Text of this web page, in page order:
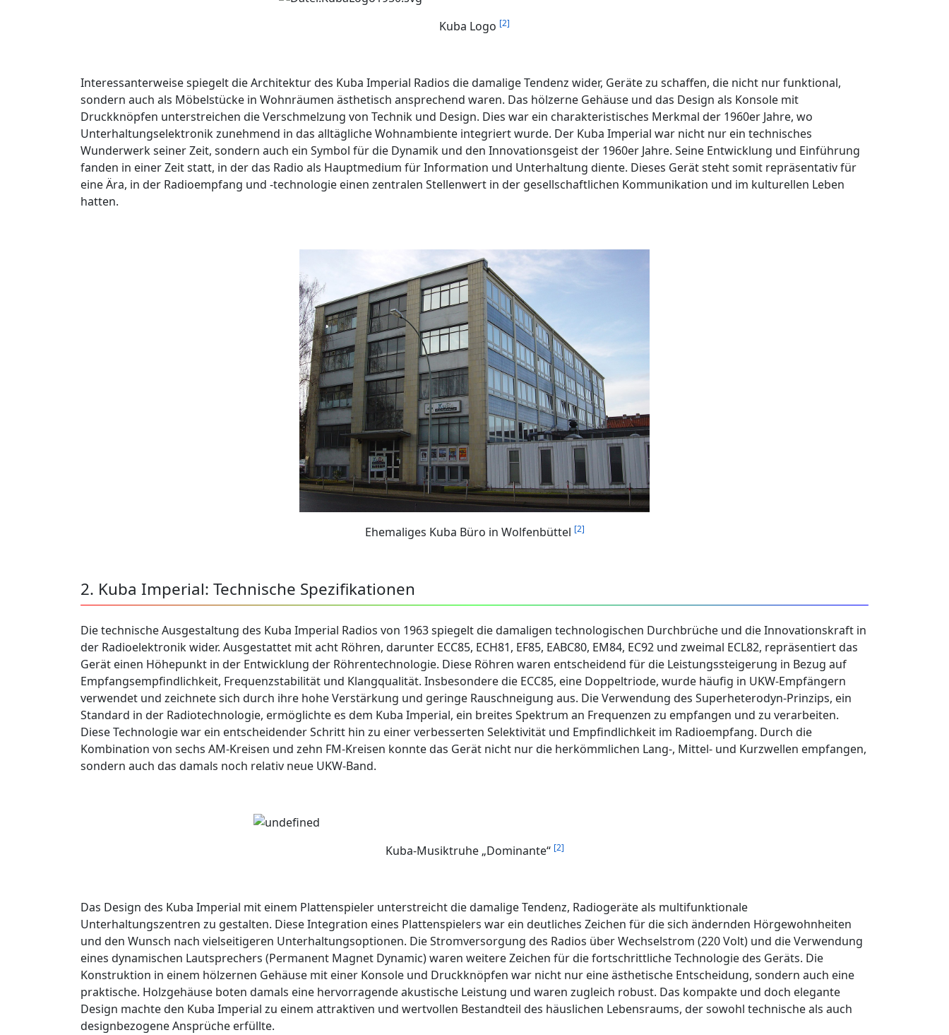
Kuba Logo [2]
Interessanterweise spiegelt die Architektur des Kuba Imperial Radios die damalige Tendenz wider, Geräte zu schaffen, die nicht nur funktional,
sondern auch als Möbelstücke in Wohnräumen ästhetisch ansprechend waren. Das hölzerne Gehäuse und das Design als Konsole mit
Druckknöpfen unterstreichen die Verschmelzung von Technik und Design. Dies war ein charakteristisches Merkmal der 1960er Jahre, wo
Unterhaltungselektronik zunehmend in das alltägliche Wohnambiente integriert wurde. Der Kuba Imperial war nicht nur ein technisches
Wunderwerk seiner Zeit, sondern auch ein Symbol für die Dynamik und den Innovationsgeist der 1960er Jahre. Seine Entwicklung und Einführung
fanden in einer Zeit statt, in der das Radio als Hauptmedium für Information und Unterhaltung diente. Dieses Gerät steht somit repräsentativ für
eine Ära, in der Radioempfang und -technologie einen zentralen Stellenwert in der gesellschaftlichen Kommunikation und im kulturellen Leben
hatten.
Ehemaliges Kuba Büro in Wolfenbüttel [2]
2. Kuba Imperial: Technische Spezifikationen
Die technische Ausgestaltung des Kuba Imperial Radios von 1963 spiegelt die damaligen technologischen Durchbrüche und die Innovationskraft in
der Radioelektronik wider. Ausgestattet mit acht Röhren, darunter ECC85, ECH81, EF85, EABC80, EM84, EC92 und zweimal ECL82, repräsentiert das
Gerät einen Höhepunkt in der Entwicklung der Röhrentechnologie. Diese Röhren waren entscheidend für die Leistungssteigerung in Bezug auf
Empfangsempfindlichkeit, Frequenzstabilität und Klangqualität. Insbesondere die ECC85, eine Doppeltriode, wurde häufig in UKW-Empfängern
verwendet und zeichnete sich durch ihre hohe Verstärkung und geringe Rauschneigung aus. Die Verwendung des Superheterodyn-Prinzips, ein
Standard in der Radiotechnologie, ermöglichte es dem Kuba Imperial, ein breites Spektrum an Frequenzen zu empfangen und zu verarbeiten.
Diese Technologie war ein entscheidender Schritt hin zu einer verbesserten Selektivität und Empfindlichkeit im Radioempfang. Durch die
Kombination von sechs AM-Kreisen und zehn FM-Kreisen konnte das Gerät nicht nur die herkömmlichen Lang-, Mittel- und Kurzwellen empfangen,
sondern auch das damals noch relativ neue UKW-Band.
Kuba-Musiktruhe „Dominante“ [2]
Das Design des Kuba Imperial mit einem Plattenspieler unterstreicht die damalige Tendenz, Radiogeräte als multifunktionale
Unterhaltungszentren zu gestalten. Diese Integration eines Plattenspielers war ein deutliches Zeichen für die sich ändernden Hörgewohnheiten
und den Wunsch nach vielseitigeren Unterhaltungsoptionen. Die Stromversorgung des Radios über Wechselstrom (220 Volt) und die Verwendung
eines dynamischen Lautsprechers (Permanent Magnet Dynamic) waren weitere Zeichen für die fortschrittliche Technologie des Geräts. Die
Konstruktion in einem hölzernen Gehäuse mit einer Konsole und Druckknöpfen war nicht nur eine ästhetische Entscheidung, sondern auch eine
praktische. Holzgehäuse boten damals eine hervorragende akustische Leistung und waren zugleich robust. Das kompakte und doch elegante
Design machte den Kuba Imperial zu einem attraktiven und wertvollen Bestandteil des häuslichen Lebensraums, der sowohl technische als auch
designbezogene Ansprüche erfüllte.